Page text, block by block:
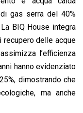
gas serra del 40%
BIQ House integra
delle acque
l’efficienza
hanno evidenziato
dimostrando che
ma anche